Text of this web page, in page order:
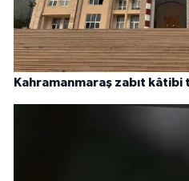
Kahramanmaraş zabıt kâtibi